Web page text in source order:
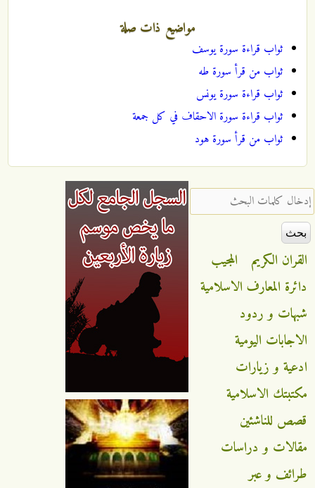
مواضيع ذات صلة
ثواب قراءة سورة يوسف
ثواب من قرأ سورة طه
ثواب قراءة سورة يونس
ثواب قراءة سورة الاحقاف في كل جمعة
ثواب من قرأ سورة هود
‏إدخال كلمات البحث ‏
القران الكريم
المجيب
دائرة المعارف الاسلامية
شبهات و ردود
الاجابات اليومية
ادعية و زيارات
مكتبتك الاسلامية
قصص للناشئين
مقالات و دراسات
طرائف و عبر